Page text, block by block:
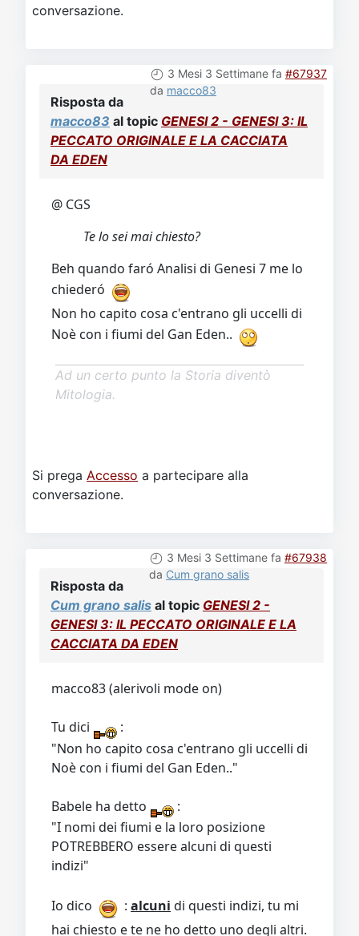
conversazione.
3 Mesi 3 Settimane fa #67937
da macco83
Risposta da
macco83 al topic GENESI 2 - GENESI 3: IL
PECCATO ORIGINALE E LA CACCIATA
DA EDEN
@ CGS
Te lo sei mai chiesto?
Beh quando faró Analisi di Genesi 7 me lo
chiederó
Non ho capito cosa c'entrano gli uccelli di
Noè con i fiumi del Gan Eden..
Ad un certo punto la Storia diventò
Mitologia.
Si prega Accesso a partecipare alla
conversazione.
3 Mesi 3 Settimane fa #67938
da Cum grano salis
Risposta da
Cum grano salis al topic GENESI 2 -
GENESI 3: IL PECCATO ORIGINALE E LA
CACCIATA DA EDEN
macco83 (alerivoli mode on)
Tu dici
:
"Non ho capito cosa c'entrano gli uccelli di
Noè con i fiumi del Gan Eden.."
Babele ha detto
:
"I nomi dei fiumi e la loro posizione
POTREBBERO essere alcuni di questi
indizi"
Io dico : alcuni di questi indizi, tu mi
hai chiesto e te ne ho detto uno degli altri.